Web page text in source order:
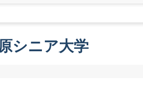
シニア大学